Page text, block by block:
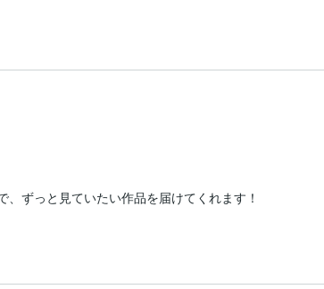
ずっと見ていたい作品を届けてくれます！